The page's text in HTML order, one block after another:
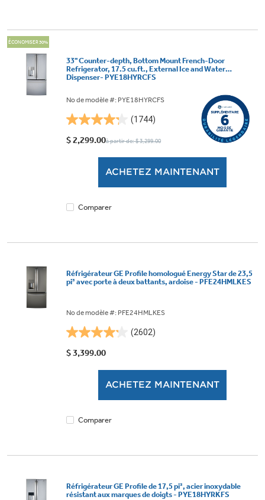
ÉCONOMISER 30%
33" Counter-depth, Bottom Mount French-Door
Refrigerator, 17.5 cu.ft., External Ice and Water
Dispenser- PYE18HYRCFS
No de modèle #: PYE18HYRCFS
(1744)
4.2
étoile(s)
$ 2,299.00à partir de: $ 3,299.00
ACHETEZ MAINTENANT
Comparer
Réfrigérateur GE Profile homologué Energy Star de 23,5
pi³ avec porte à deux battants, ardoise - PFE24HMLKES
No de modèle #: PFE24HMLKES
(2602)
4.2
étoile(s)
$ 3,399.00
ACHETEZ MAINTENANT
Comparer
Réfrigérateur GE Profile de 17,5 pi³, acier inoxydable
résistant aux marques de doigts - PYE18HYRKFS